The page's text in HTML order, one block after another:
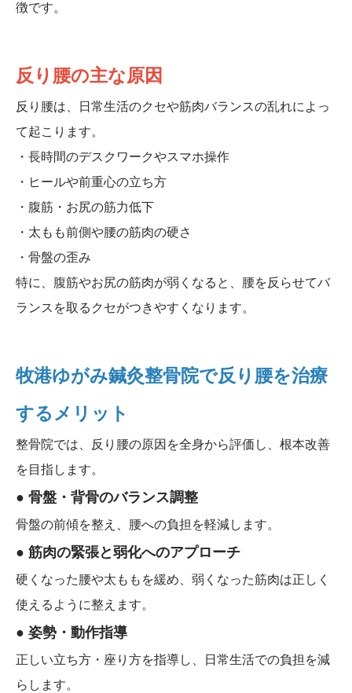
徴です。
反り腰の主な原因
反り腰は、日常生活のクセや筋肉バランスの乱れによっ
て起こります。
・長時間のデスクワークやスマホ操作
・ヒールや前重心の立ち方
・腹筋・お尻の筋力低下
・太もも前側や腰の筋肉の硬さ
・骨盤の歪み
特に、腹筋やお尻の筋肉が弱くなると、腰を反らせてバ
ランスを取るクセがつきやすくなります。
牧港ゆがみ鍼灸整骨院で反り腰を治療
するメリット
整骨院では、反り腰の原因を全身から評価し、根本改善
を目指します。
● 骨盤・背骨のバランス調整
骨盤の前傾を整え、腰への負担を軽減します。
● 筋肉の緊張と弱化へのアプローチ
硬くなった腰や太ももを緩め、弱くなった筋肉は正しく
使えるように整えます。
● 姿勢・動作指導
正しい立ち方・座り方を指導し、日常生活での負担を減
らします。